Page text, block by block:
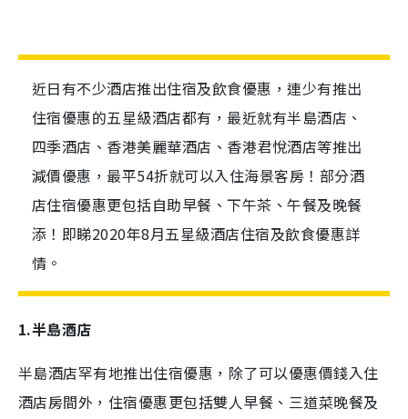
近日有不少酒店推出住宿及飲食優惠，連少有推出
住宿優惠的五星級酒店都有，最近就有半島酒店、
四季酒店、香港美麗華酒店、香港君悅酒店等推出
減價優惠，最平54折就可以入住海景客房！部分酒
店住宿優惠更包括自助早餐、下午茶、午餐及晚餐
添！即睇2020年8月五星級酒店住宿及飲食優惠詳
情。
1.半島酒店
半島酒店罕有地推出住宿優惠，除了可以優惠價錢入住
酒店房間外，住宿優惠更包括雙人早餐、三道菜晚餐及